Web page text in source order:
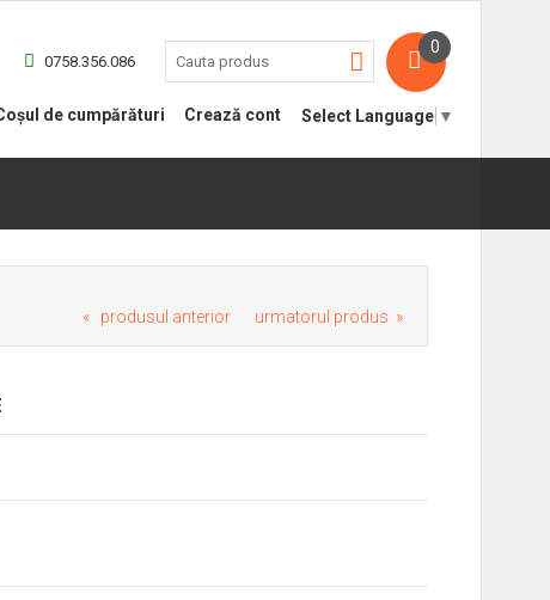
0
0758.356.086
de cumpărături Crează cont Select Language ▼
« produsul anterior urmatorul produs »